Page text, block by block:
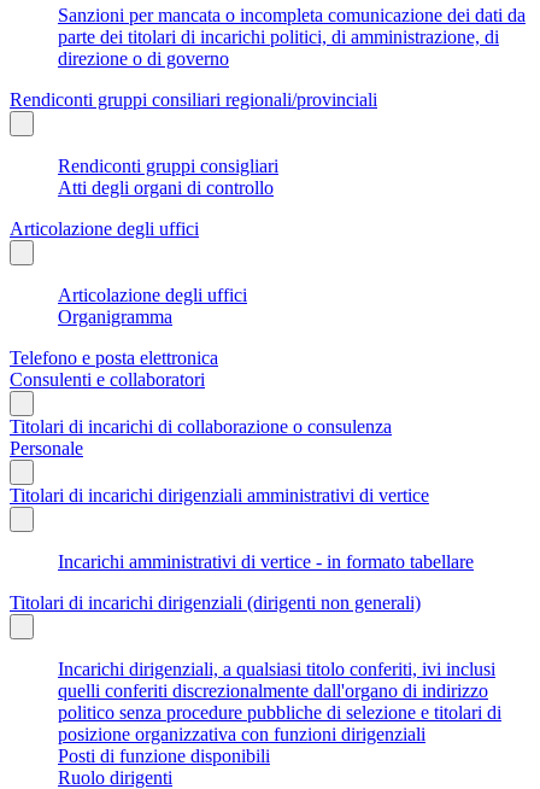
Sanzioni per mancata o incompleta comunicazione dei dati da
parte dei titolari di incarichi politici, di amministrazione, di
direzione o di governo
Rendiconti gruppi consiliari regionali/provinciali
Rendiconti gruppi consigliari
Atti degli organi di controllo
Articolazione degli uffici
Articolazione degli uffici
Organigramma
Telefono e posta elettronica
Consulenti e collaboratori
Titolari di incarichi di collaborazione o consulenza
Personale
Titolari di incarichi dirigenziali amministrativi di vertice
Incarichi amministrativi di vertice - in formato tabellare
Titolari di incarichi dirigenziali (dirigenti non generali)
Incarichi dirigenziali, a qualsiasi titolo conferiti, ivi inclusi
quelli conferiti discrezionalmente dall'organo di indirizzo
politico senza procedure pubbliche di selezione e titolari di
posizione organizzativa con funzioni dirigenziali
Posti di funzione disponibili
Ruolo dirigenti